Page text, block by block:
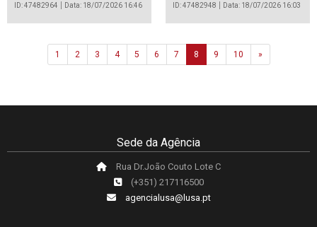
2026
ID: 47482964 Data: 18/07/2026 16:46 ID: 47482948 Data: 18/07/2026 16:03
1 2 3 4 5 6 7 8 9 10 »Next
Sede da Agência
Rua Dr.João Couto Lote C
(+351) 217116500
agencialusa@lusa.pt